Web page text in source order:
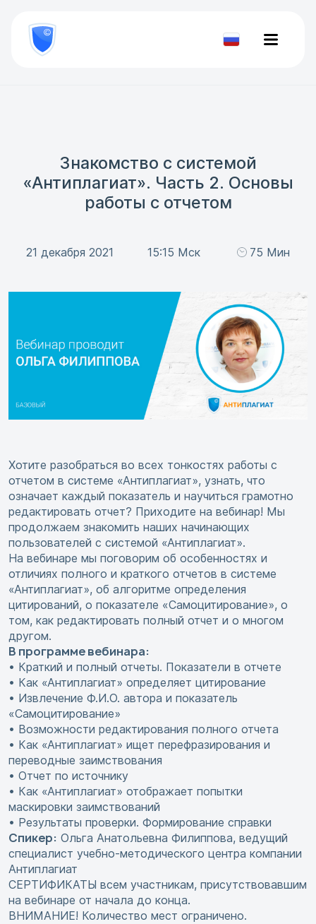
800
777-
81-Проверить
Знакомство с системой
«Антиплагиат». Часть 2. Основы
работы с отчетом
21 декабря 2021 15:15 Мск 75 Мин
Хотите разобраться во всех тонкостях работы с
отчетом в системе «Антиплагиат», узнать, что
означает каждый показатель и научиться грамотно
редактировать отчет? Приходите на вебинар! Мы
продолжаем знакомить наших начинающих
пользователей с системой «Антиплагиат».
На вебинаре мы поговорим об особенностях и
отличиях полного и краткого отчетов в системе
«Антиплагиат», об алгоритме определения
цитирований, о показателе «Самоцитирование», о
том, как редактировать полный отчет и о многом
другом.
В программе вебинара:
• Краткий и полный отчеты. Показатели в отчете
• Как «Антиплагиат» определяет цитирование
• Извлечение Ф.И.О. автора и показатель
«Самоцитирование»
• Возможности редактирования полного отчета
• Как «Антиплагиат» ищет перефразирования и
переводные заимствования
• Отчет по источнику
• Как «Антиплагиат» отображает попытки
маскировки заимствований
• Результаты проверки. Формирование справки
Спикер: Ольга Анатольевна Филиппова, ведущий
специалист учебно-методического центра компании
Антиплагиат
СЕРТИФИКАТЫ всем участникам, присутствовавшим
на вебинаре от начала до конца.
ВНИМАНИЕ! Количество мест ограничено.